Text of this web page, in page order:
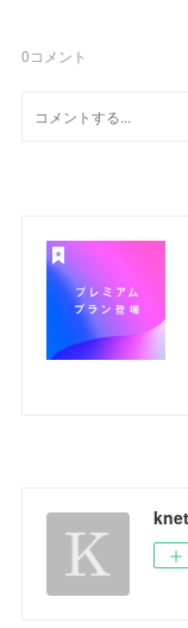
0コメント